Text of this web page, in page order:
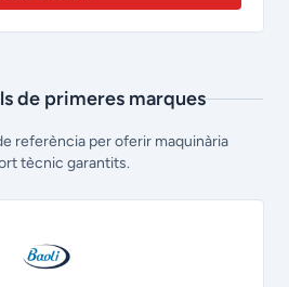
de primeres marques
referència per oferir maquinària
tècnic garantits.